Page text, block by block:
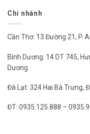
Chi nhánh
Cần Thơ: 13 Đường 21, P.
Bình Dương: 14 DT 745,
Dương
Đà Lạt: 324 Hai Bà Trưng,
ĐT: 0935.125.888 –